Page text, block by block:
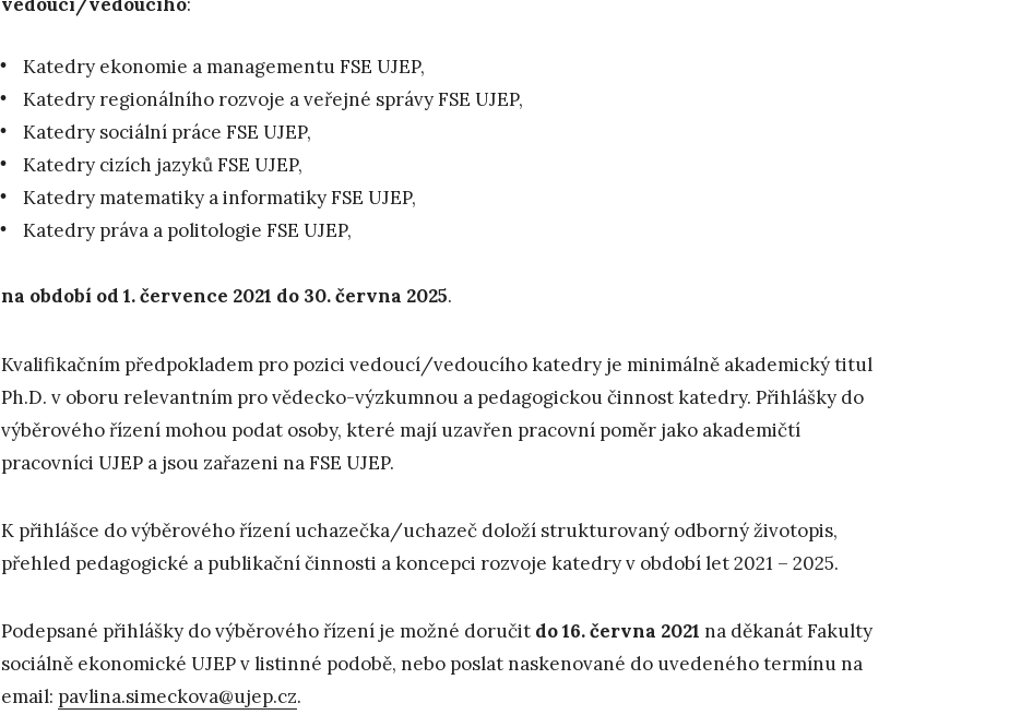
Katedry ekonomie a managementu FSE UJEP,
Katedry regionálního rozvoje a veřejné správy FSE UJEP,
Katedry sociální práce FSE UJEP,
Katedry cizích jazyků FSE UJEP,
Katedry matematiky a informatiky FSE UJEP,
Katedry práva a politologie FSE UJEP,
na období od 1. července 2021 do 30. června 2025.
Kvalifikačním předpokladem pro pozici vedoucí/vedoucího katedry je minimálně akademický titul
Ph.D. v oboru relevantním pro vědecko-výzkumnou a pedagogickou činnost katedry. Přihlášky do
výběrového řízení mohou podat osoby, které mají uzavřen pracovní poměr jako akademičtí
pracovníci UJEP a jsou zařazeni na FSE UJEP.
K přihlášce do výběrového řízení uchazečka/uchazeč doloží strukturovaný odborný životopis,
přehled pedagogické a publikační činnosti a koncepci rozvoje katedry v období let 2021 – 2025.
Podepsané přihlášky do výběrového řízení je možné doručit do 16. června 2021 na děkanát Fakulty
sociálně ekonomické UJEP v listinné podobě, nebo poslat naskenované do uvedeného termínu na
email: pavlina.simeckova@ujep.cz.